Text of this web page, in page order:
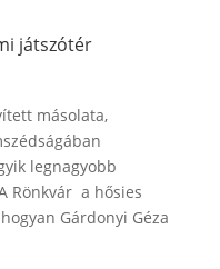
játszótér
másolata,
legnagyobb
Rönkvár a hősies
Gárdonyi Géza